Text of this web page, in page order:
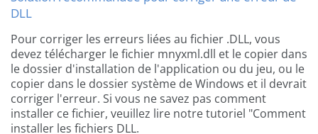
DLL
Pour corriger les erreurs liées au fichier .DLL, vous
devez télécharger le fichier mnyxml.dll et le copier dans
le dossier d'installation de l'application ou du jeu, ou le
copier dans le dossier système de Windows et il devrait
corriger l'erreur. Si vous ne savez pas comment
installer ce fichier, veuillez lire notre tutoriel "Comment
installer les fichiers DLL.